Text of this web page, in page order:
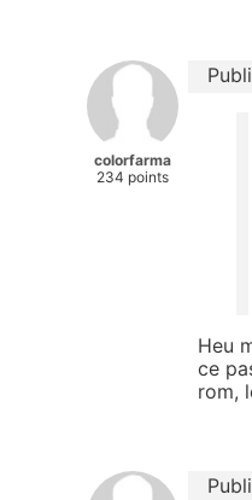
colorfarma
234 points
Heu
ce
rom,